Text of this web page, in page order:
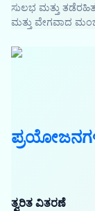
ಸುಲಭ ಮತ್ತು
ಮತ್ತು ವೇಗವಾದ
ತ್ವರಿತ ವಿತರಣೆ